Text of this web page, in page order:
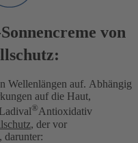
von
Wellenlängen auf. Abhängig
auf die Haut,
®Antioxidativ
, der vor
darunter: